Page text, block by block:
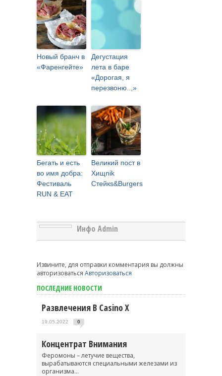
Новый бранч в
«Фаренгейте»
Дегустация
лета в баре
«Дорогая, я
перезвоню..,»
Бегать и есть
во имя добра:
Фестиваль
RUN & EAT
Великий пост в
Хищnik
Стейкs&Burgers
Инфо Admin
Извините, для отправки комментария вы должны
авторизоваться Авторизоваться
ПОСЛЕДНИЕ НОВОСТИ
Развлечения В Casino X
19.05.2022 0
Концентрат Внимания
Феромоны – летучие вещества,
вырабатываются специальными железами из
организма...